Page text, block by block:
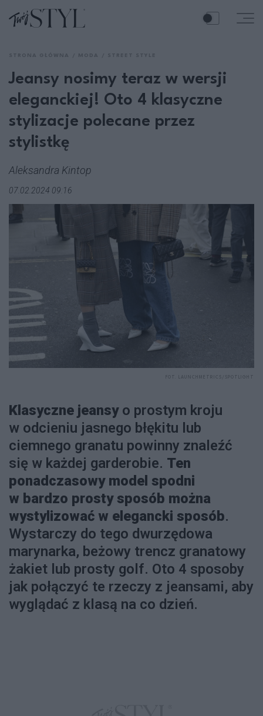
Jeansy nosimy teraz w wersji
eleganckiej! Oto 4 klasyczne
stylizacje polecane przez
stylistkę
Aleksandra Kintop
07.02.2024 09:16
Klasyczne jeansyo prostym kroju
w odcieniu jasnego błękitu lub
ciemnego granatu powinny znaleźć
się w każdej garderobie. Ten
ponadczasowy model spodni
w bardzo prosty sposób można
wystylizować w elegancki sposób.
Wystarczy do tego dwurzędowa
marynarka, beżowy trencz granatowy
żakiet lub prosty golf. Oto 4 sposoby
jak połączyć te rzeczy z jeansami, aby
wyglądać z klasą na co dzień.